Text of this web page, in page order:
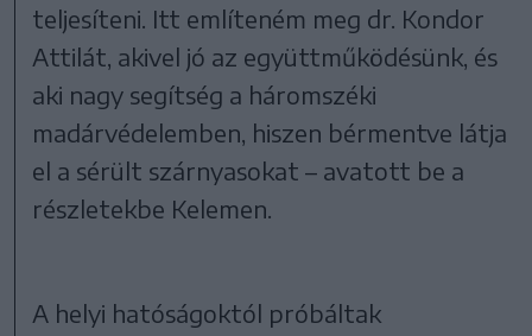
teljesíteni. Itt említeném meg dr. Kondor
Attilát, akivel jó az együttműködésünk, és
aki nagy segítség a háromszéki
madárvédelemben, hiszen bérmentve látja
el a sérült szárnyasokat – avatott be a
részletekbe Kelemen.
A helyi hatóságoktól próbáltak